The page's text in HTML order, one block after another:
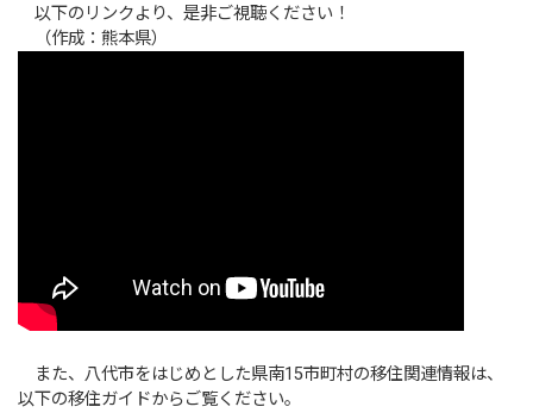
以下のリンクより、是非ご視聴ください！
（作成：熊本県）
また、八代市をはじめとした県南15市町村の移住関連情報は、
以下の移住ガイドからご覧ください。